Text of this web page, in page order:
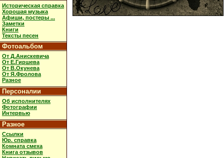
Историческая справка
Хорошая музыка
Афиши, постеры ...
Заметки
Книги
Тексты песен
Фотоальбом
От Д.Анискевича
От Е.Гиршева
От В.Окунева
От Я.Фролова
Разное
Персоналии
Об исполнителях
Фотографии
Интервью
Разное
Ссылки
Юр. справка
Комната смеха
Книга отзывов